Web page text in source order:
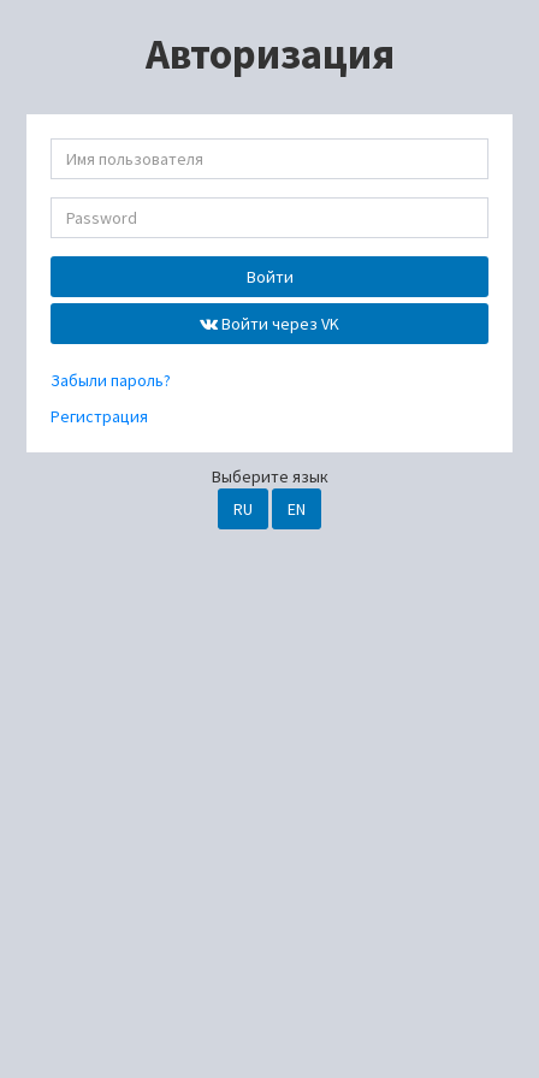
Авторизация
Войти
Войти через VK
Забыли пароль?
Регистрация
Выберите язык